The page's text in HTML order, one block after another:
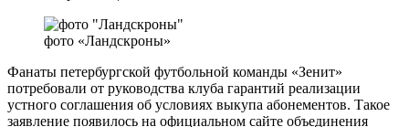
фото «Ландскроны»
Фанаты петербургской футбольной команды «Зенит»
потребовали от руководства клуба гарантий реализации
устного соглашения об условиях выкупа абонементов. Такое
заявление появилось на официальном сайте объединения